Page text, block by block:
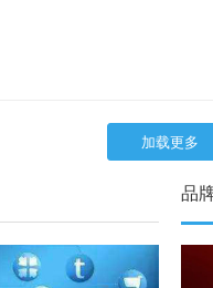
加载更多
品